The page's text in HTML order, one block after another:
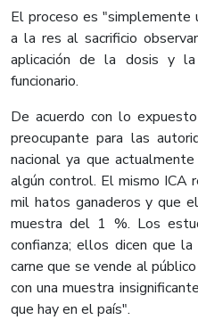
El proceso es "simplemente
a la res al sacrificio
aplicación de la dosis y
funcionario.
De acuerdo con lo
preocupante para las
nacional ya que
algún control. El mismo ICA
mil hatos ganaderos y que
muestra del 1 %. Los
confianza; ellos dicen que
carne que se vende al
con una muestra
que hay en el país".